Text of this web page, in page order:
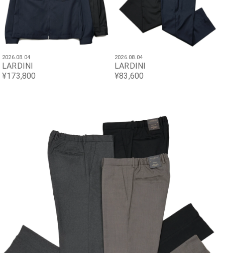
2026.08.04
LARDINI
¥173,800
2026.08.04
LARDINI
¥83,600